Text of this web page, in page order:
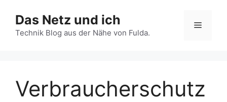
Inhalt
springen
Das Netz und ich
Technik Blog aus der Nähe von Fulda.
Menü
Verbraucherschutz